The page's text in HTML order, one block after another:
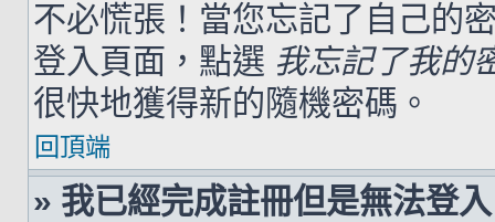
不必慌張！當您忘記了自己的
登入頁面，點選 我忘記了我的
很快地獲得新的隨機密碼。
回頂端
» 我已經完成註冊但是無法登